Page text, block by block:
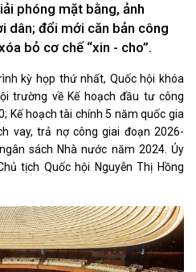
phóng mặt bằng, ảnh
dân; đổi mới căn bản công
bỏ cơ chế “xin - cho”.
kỳ họp thứ nhất, Quốc hội khóa
trường về Kế hoạch đầu tư công
Kế hoạch tài chính 5 năm quốc gia
vay, trả nợ công giai đoạn 2026-
sách Nhà nước năm 2024. Ủy
tịch Quốc hội Nguyễn Thị Hồng